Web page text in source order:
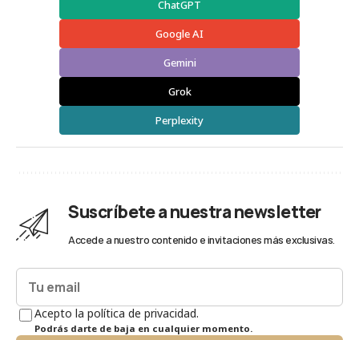
ChatGPT
Google AI
Gemini
Grok
Perplexity
Suscríbete a nuestra newsletter
Accede a nuestro contenido e invitaciones más exclusivas.
Acepto la política de privacidad.
Podrás darte de baja en cualquier momento.